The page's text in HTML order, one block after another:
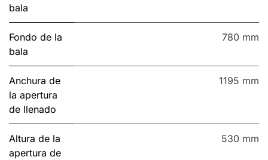
bala
Fondo de la
bala
780 mm
Anchura de
la apertura
de llenado
1195 mm
Altura de la
apertura de
530 mm